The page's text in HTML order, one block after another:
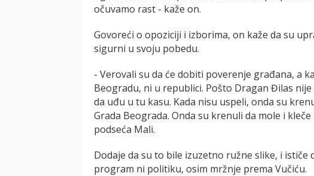
očuvamo rast - kaže on.
Govoreći o opoziciji i izborima, on kaže da su
sigurni u svoju pobedu.
- Verovali su da će dobiti poverenje građana, a
Beogradu, ni u republici. Pošto Dragan Đilas
da uđu u tu kasu. Kada nisu uspeli, onda su
Grada Beograda. Onda su krenuli da mole i
podseća Mali.
Dodaje da su to bile izuzetno ružne slike, i
program ni politiku, osim mržnje prema Vučiću.